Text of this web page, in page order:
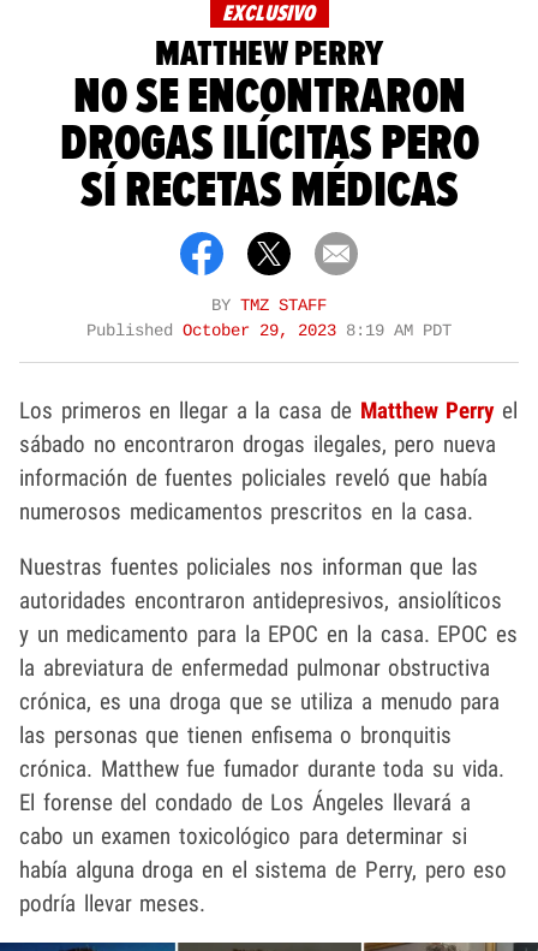
EXCLUSIVO
MATTHEW PERRY
NO SE ENCONTRARON
DROGAS ILÍCITAS PERO
SÍ RECETAS MÉDICAS
BY TMZ STAFF
Published October 29, 2023 8:19 AM PDT
Los primeros en llegar a la casa deMatthew Perry el
sábado no encontraron drogas ilegales, pero nueva
información de fuentes policiales reveló que había
numerosos medicamentos prescritos en la casa.
Nuestras fuentes policiales nos informan que las
autoridades encontraron antidepresivos, ansiolíticos
y un medicamento para la EPOC en la casa. EPOC es
la abreviatura de enfermedad pulmonar obstructiva
crónica, es una droga que se utiliza a menudo para
las personas que tienen enfisema o bronquitis
crónica. Matthew fue fumador durante toda su vida.
El forense del condado de Los Ángeles llevará a
cabo un examen toxicológico para determinar si
había alguna droga en el sistema de Perry, pero eso
podría llevar meses.